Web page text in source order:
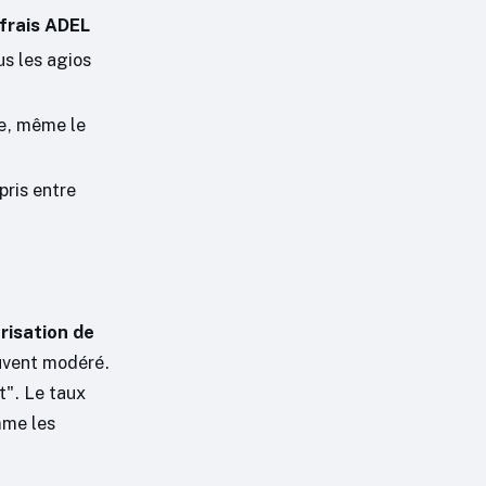
ADEL
les agios
même le
entre
de
modéré.
Le taux
les